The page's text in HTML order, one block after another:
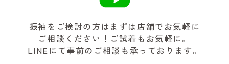
振袖をご検討の方はまずは店舗でお気軽に
ご相談ください！ ご試着もお気軽に。
LINEにて事前のご相談も承っております。